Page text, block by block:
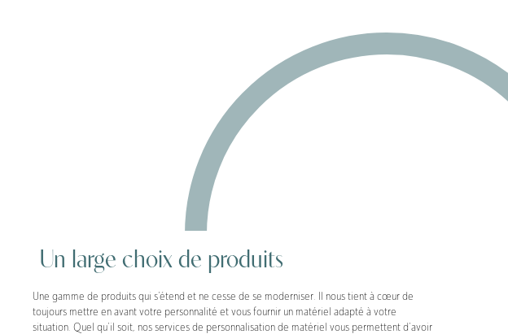
Un large choix de produits
Une gamme de produits qui s’étend et ne cesse de se moderniser. Il nous tient à cœur de
toujours mettre en avant votre personnalité et vous fournir un matériel adapté à votre
situation. Quel qu’il soit, nos services de personnalisation de matériel vous permettent d’avoir